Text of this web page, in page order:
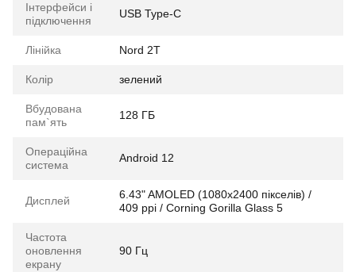
Інтерфейси і
підключення
USB Type-C
Лінійка Nord 2T
Колір зелений
Вбудована
пам`ять
128 ГБ
Операційна
система
Android 12
Дисплей
6.43" AMOLED (1080x2400 пікселів) /
409 ppi / Corning Gorilla Glass 5
Частота
оновлення
екрану
90 Гц